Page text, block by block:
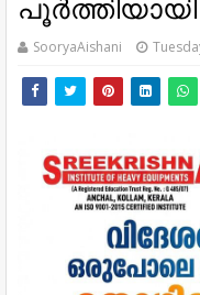
പൂർത്തിയായി
SooryaAishani